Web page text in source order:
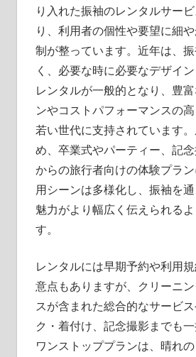
り入れた振袖のレンタルサー
り、利用者の個性や要望に細
制が整っています。近年は、
く、必要な時に必要なデザイ
レンタルが一般的となり、豊
ンやコストパフォーマンスの
若い世代に支持されています
め、卒業式やパーティー、記
からの旅行者向けの体験プラ
用シーンは多様化し、振袖を
魅力がより幅広く伝えられる
す。
レンタルには早期予約や利用
意点もありますが、クリーニ
スが含まれた総合的なサービ
ク・着付け、記念撮影までも
ワンストッププランは、晴れ